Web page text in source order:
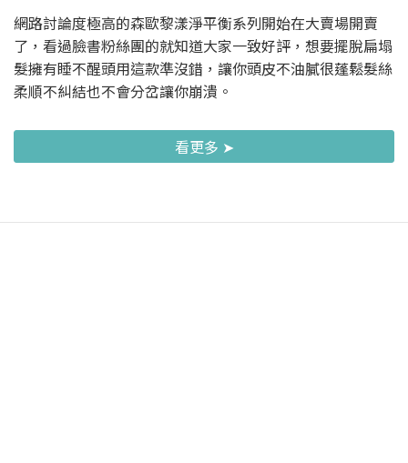
網路討論度極高的森歐黎漾淨平衡系列開始在大賣場開賣
了，看過臉書粉絲團的就知道大家一致好評，想要擺脫扁塌
髮擁有睡不醒頭用這款準沒錯，讓你頭皮不油膩很蓬鬆髮絲
柔順不糾結也不會分岔讓你崩潰。
看更多 ➤